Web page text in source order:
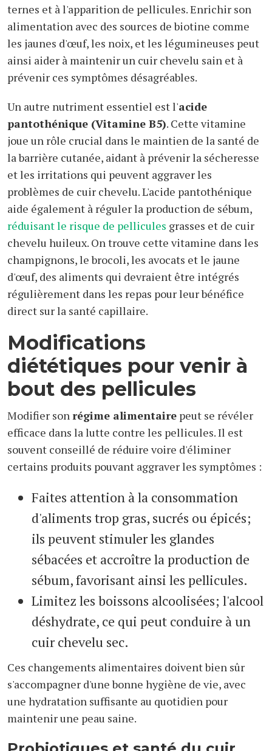
ternes et à l'apparition de pellicules. Enrichir son
alimentation avec des sources de biotine comme
les jaunes d'œuf, les noix, et les légumineuses peut
ainsi aider à maintenir un cuir chevelu sain et à
prévenir ces symptômes désagréables.
Un autre nutriment essentiel est l'acide
pantothénique (Vitamine B5). Cette vitamine
joue un rôle crucial dans le maintien de la santé de
la barrière cutanée, aidant à prévenir la sécheresse
et les irritations qui peuvent aggraver les
problèmes de cuir chevelu. L'acide pantothénique
aide également à réguler la production de sébum,
réduisant le risque de pellicules grasses et de cuir
chevelu huileux. On trouve cette vitamine dans les
champignons, le brocoli, les avocats et le jaune
d'œuf, des aliments qui devraient être intégrés
régulièrement dans les repas pour leur bénéfice
direct sur la santé capillaire.
Modifications
diététiques pour venir à
bout des pellicules
Modifier sonrégime alimentaire peut se révéler
efficace dans la lutte contre les pellicules. Il est
souvent conseillé de réduire voire d'éliminer
certains produits pouvant aggraver les symptômes :
Faites attention à la consommation
d'aliments trop gras, sucrés ou épicés;
ils peuvent stimuler les glandes
sébacées et accroître la production de
sébum, favorisant ainsi les pellicules.
Limitez les boissons alcoolisées; l'alcool
déshydrate, ce qui peut conduire à un
cuir chevelu sec.
Ces changements alimentaires doivent bien sûr
s'accompagner d'une bonne hygiène de vie, avec
une hydratation suffisante au quotidien pour
maintenir une peau saine.